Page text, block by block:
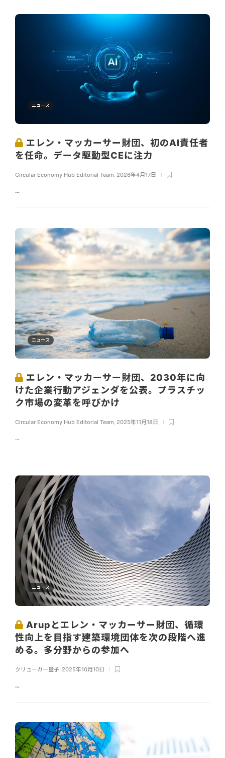
ニュース
エレン・マッカーサー財団、初のAI責任者
を任命。データ駆動型CEに注力
Circular Economy Hub Editorial Team, 2026年4月17日
...
ニュース
エレン・マッカーサー財団、2030年に向
けた企業行動アジェンダを公表。プラスチッ
ク市場の変革を呼びかけ
Circular Economy Hub Editorial Team 2025年11月18日
...
ニュース
Arupとエレン・マッカーサー財団、循環
性向上を目指す建築環境団体を次の段階へ進
める。多分野からの参加へ
クリューガー量子 2025年10月10日
...